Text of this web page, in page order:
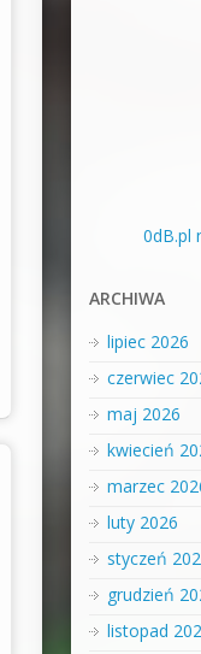
0dB.pl
ARCHIWA
lipiec 2026
czerwiec
maj 2026
kwiecień
marzec
luty 2026
styczeń
grudzień
listopad